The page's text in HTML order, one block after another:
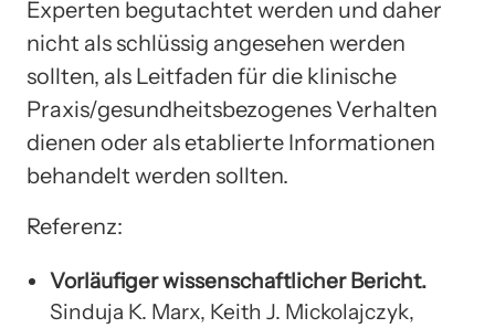
Experten begutachtet werden und daher
nicht als schlüssig angesehen werden
sollten, als Leitfaden für die klinische
Praxis/gesundheitsbezogenes Verhalten
dienen oder als etablierte Informationen
behandelt werden sollten.
Referenz:
Vorläufiger wissenschaftlicher Bericht.
Sinduja K. Marx, Keith J. Mickolajczyk,